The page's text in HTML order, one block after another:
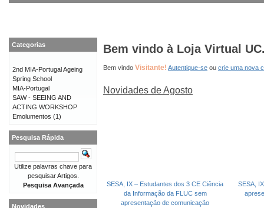
Bem vindo à Loja Virtual
Bem vindo Visitante! Autentique-se ou crie uma nova
Novidades de Agosto
SESA, IX – Estudantes dos 3 CE Ciência
da Informação da FLUC sem
apresentação de comunicação
SESA,
Categorias
2nd MIA-Portugal Ageing
Spring School
MIA-Portugal
SAW - SEEING AND
ACTING WORKSHOP
Emolumentos (1)
Pesquisa Rápida
Utilize palavras chave para
pesquisar Artigos.
Pesquisa Avançada
Novidades